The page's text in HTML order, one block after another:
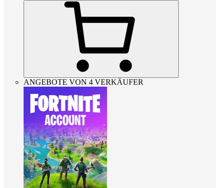
ANGEBOTE VON 4 VERKÄUFER